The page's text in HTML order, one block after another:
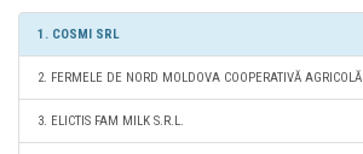
1. COSMI SRL
2. FERMELE DE NORD MOLDOVA COOPERATIVĂ AGRICOLĂ
3. ELICTIS FAM MILK S.R.L.